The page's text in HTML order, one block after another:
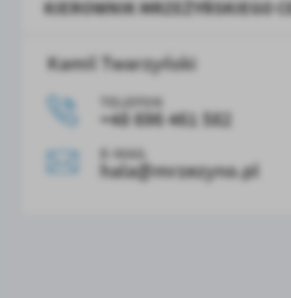
KIEROWNIK MRZEŻYŃSKIEGO
Kamil Twarzyński
TELEFON
+48 696 461 582
E-MAIL
hala@mrzezyno.pl